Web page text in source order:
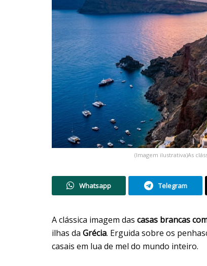
(Imagem ilustrativa)As
Whatsapp Telegram
A clássica imagem das casas brancas
ilhas da Grécia. Erguida sobre os
casais em lua de mel do mundo inteiro.